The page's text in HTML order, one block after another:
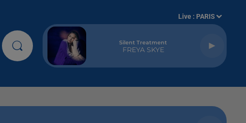
Live : PARIS
Silent Treatment
FREYA SKYE